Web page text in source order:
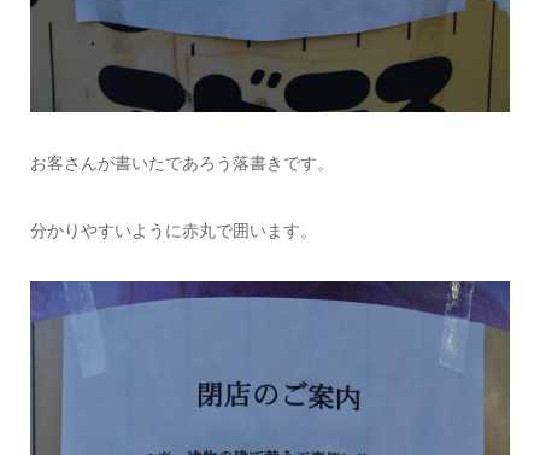
お客さんが書いたであろう落書きです。
分かりやすいように赤丸で囲います。